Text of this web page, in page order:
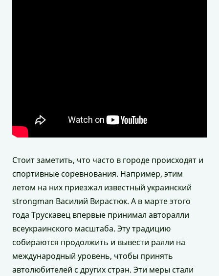
Стоит заметить, что часто в городе происходят и
спортивные соревнования. Например, этим
летом на них приезжал известный украинский
strongman Василий Вирастюк. А в марте этого
года Трускавец впервые принимал авторалли
всеукраинского масштаба. Эту традицию
собираются продолжить и вывести ралли на
международный уровень, чтобы принять
автолюбителей с других стран. Эти меры стали